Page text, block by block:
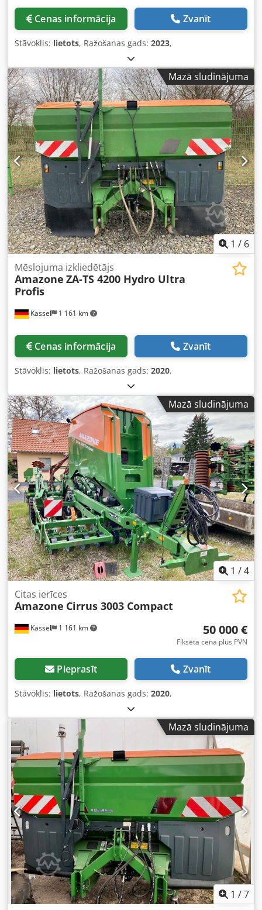
Cenas informācija Zvanīt
Stāvoklis: lietots, Ražošanas gads: 2023,
Mazā sludinājuma
1 / 6
Kassel 1 161 km
Mēslojuma izkliedētājs
Amazone ZA-TS 4200 Hydro Ultra
Profis
Cenas informācija Zvanīt
Stāvoklis: lietots, Ražošanas gads: 2020,
Mazā sludinājuma
1 /4
Kassel 1 161 km
Citas ierīces
Amazone Cirrus 3003 Compact
50 000 €
Fiksēta cena plus PVN
Pieprasīt Zvanīt
Stāvoklis: lietots, Ražošanas gads: 2020,
Mazā sludinājuma
1 /7